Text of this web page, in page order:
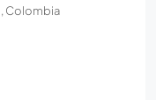
Colombia